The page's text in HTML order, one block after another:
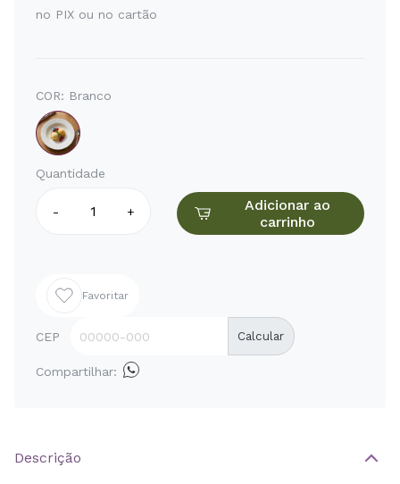
no PIX ou no cartão
COR: Branco
Quantidade
- +
Adicionar ao
carrinho
Favoritar
CEP Calcular
Compartilhar:
Descrição